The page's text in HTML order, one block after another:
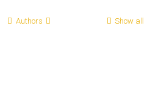
Authors Show all